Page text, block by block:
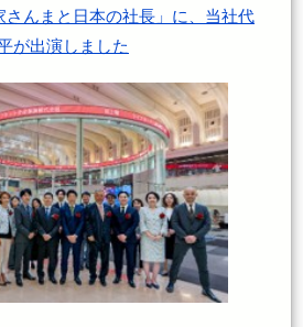
さんまと日本の社長」に、当社代
が出演しました